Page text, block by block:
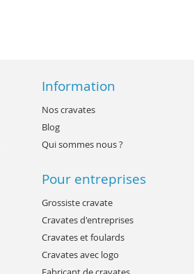
Information
Nos cravates
Blog
Qui sommes nous ?
Pour entreprises
Grossiste cravate
Cravates d'entreprises
Cravates et foulards
Cravates avec logo